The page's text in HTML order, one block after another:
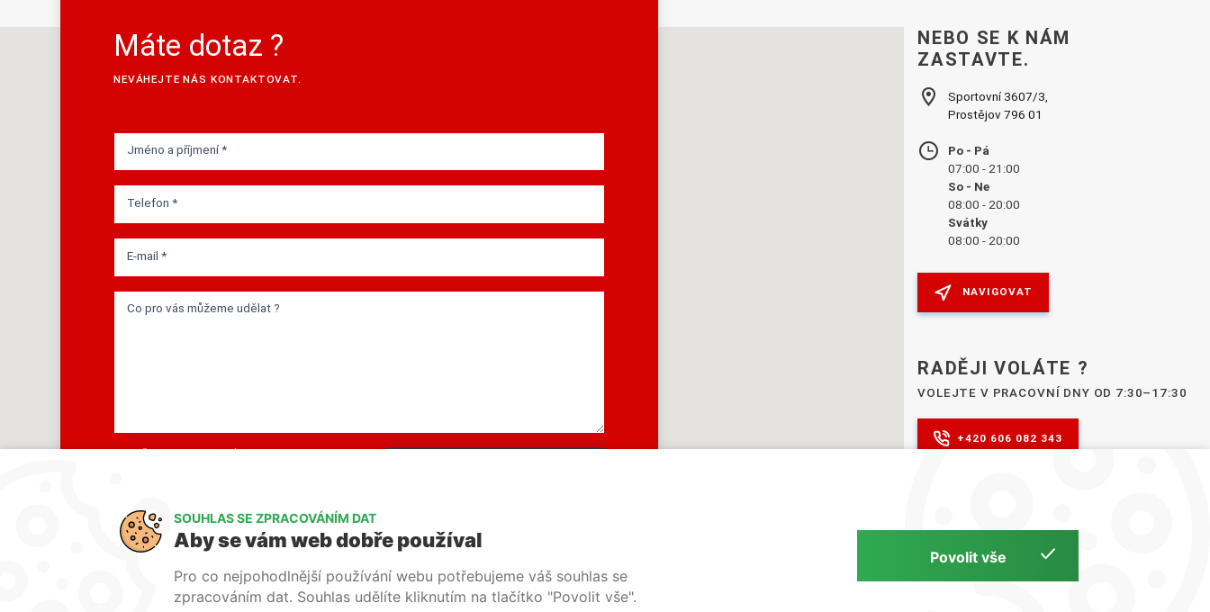
Máte dotaz ?
NEVÁHEJTE NÁS KONTAKTOVAT.
Jméno a příjmení *
Telefon *
E-mail *
Co pro vás můžeme udělat ?
NEBO SE K NÁM
ZASTAVTE.
Sportovní 3607/3,
Prostějov 796 01
Po - Pá
07:00 - 21:00
So - Ne
08:00 - 20:00
Svátky
08:00 - 20:00
NAVIGOVAT
RADĚJI VOLÁTE ?
VOLEJTE V PRACOVNÍ DNY OD 7:30–17:30
+420 606 082 343
SOUHLAS SE ZPRACOVÁNÍM DAT
Aby se vám web dobře používal
Pro co nejpohodlnější používání webu potřebujeme váš souhlas se
zpracováním dat. Souhlas udělíte kliknutím na tlačítko "Povolit vše".